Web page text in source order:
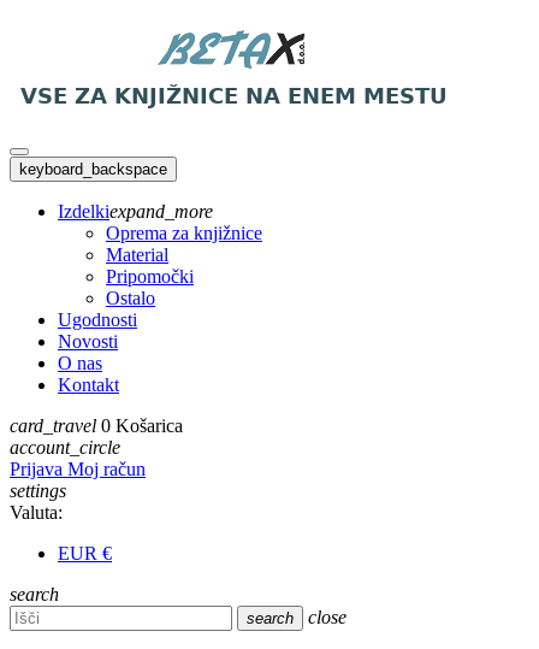
keyboard_backspace
Izdelkiexpand_more
Oprema za knjižnice
Material
Pripomočki
Ostalo
Ugodnosti
Novosti
O nas
Kontakt
card_travel 0 Košarica
account_circle
Prijava Moj račun
settings
Valuta:
EUR €
search
search close